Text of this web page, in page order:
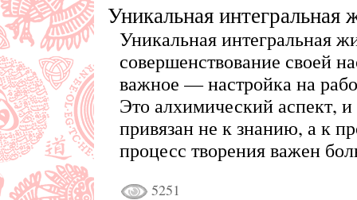
Уникальная интегральная
Уникальная интегральная
совершенствование своей
важное — настройка на
Это алхимический аспект,
привязан не к знанию, а к
процесс творения важен
5251